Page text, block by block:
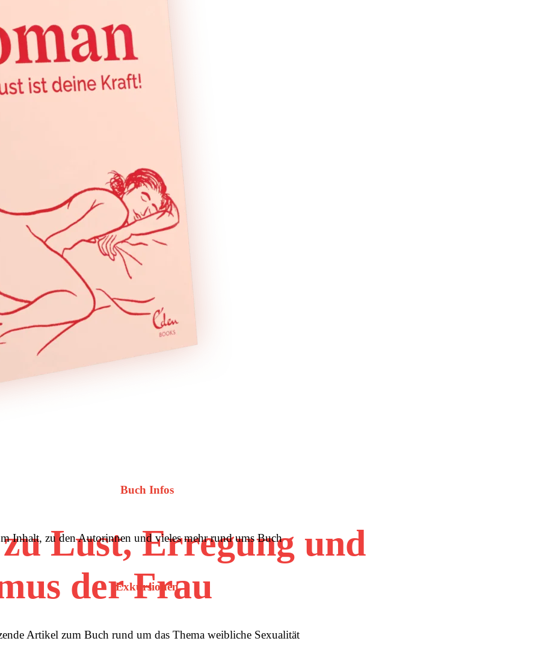
Lust, Erregung und
der Frau
Buch Infos
Inhalt, zu den Autorinnen und vieles mehr rund ums Buch
Exkursionen
Artikel zum Buch rund um das Thema weibliche Sexualität